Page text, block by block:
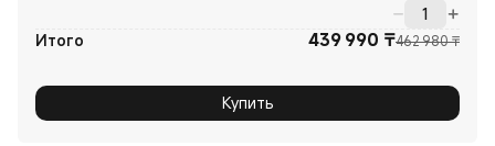
Итого 439 990 ₸462 980 ₸
Купить